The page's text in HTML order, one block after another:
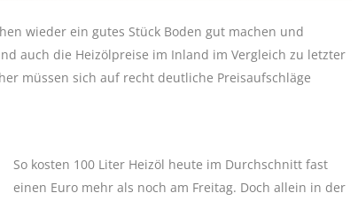
wieder ein gutes Stück Boden gut machen und
auch die Heizölpreise im Inland im Vergleich zu letzter
müssen sich auf recht deutliche Preisaufschläge
So kosten 100 Liter Heizöl heute im Durchschnitt fast
einen Euro mehr als noch am Freitag. Doch allein in der